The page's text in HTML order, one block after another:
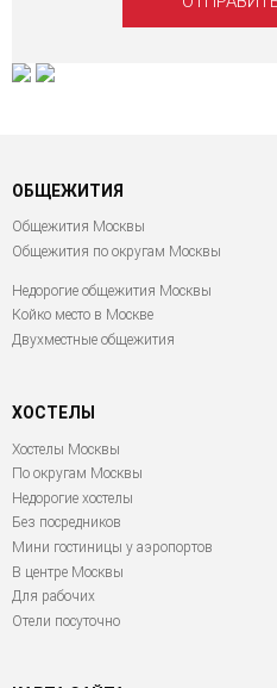
ОБЩЕЖИТИЯ
Общежития Москвы
Общежития по округам Москвы
Недорогие общежития Москвы
Койко место в Москве
Двухместные общежития
ХОСТЕЛЫ
Хостелы Москвы
По округам Москвы
Недорогие хостелы
Без посредников
Мини гостиницы у аэропортов
В центре Москвы
Для рабочих
Отели посуточно